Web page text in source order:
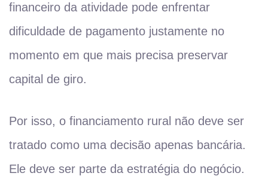
financeiro da atividade pode enfrentar
dificuldade de pagamento justamente no
momento em que mais precisa preservar
capital de giro.
Por isso, o financiamento rural não deve ser
tratado como uma decisão apenas bancária.
Ele deve ser parte da estratégia do negócio.